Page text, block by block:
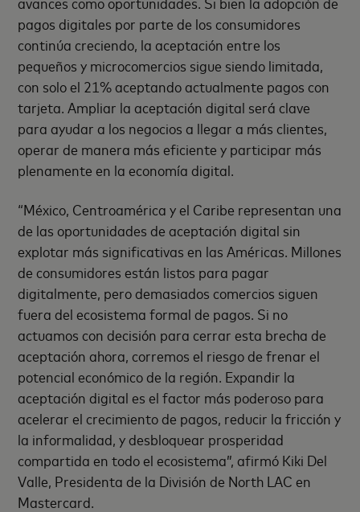
pagos digitales por parte de los consumidores
continúa creciendo, la aceptación entre los
pequeños y microcomercios sigue siendo limitada,
con solo el 21% aceptando actualmente pagos con
tarjeta. Ampliar la aceptación digital será clave
para ayudar a los negocios a llegar a más clientes,
operar de manera más eficiente y participar más
plenamente en la economía digital.
“México, Centroamérica y el Caribe representan una
de las oportunidades de aceptación digital sin
explotar más significativas en las Américas. Millones
de consumidores están listos para pagar
digitalmente, pero demasiados comercios siguen
fuera del ecosistema formal de pagos. Si no
actuamos con decisión para cerrar esta brecha de
aceptación ahora, corremos el riesgo de frenar el
potencial económico de la región. Expandir la
aceptación digital es el factor más poderoso para
acelerar el crecimiento de pagos, reducir la fricción y
la informalidad, y desbloquear prosperidad
compartida en todo el ecosistema”, afirmó Kiki Del
Valle, Presidenta de la División de North LAC en
Mastercard.